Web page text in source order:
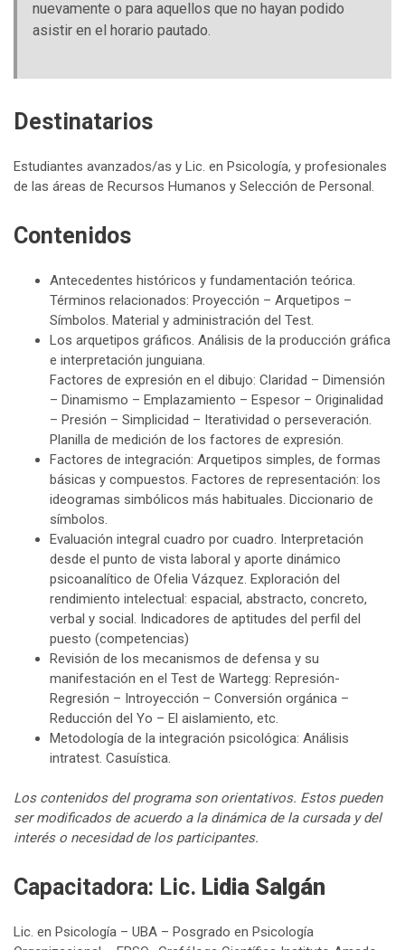
nuevamente o para aquellos que no hayan podido
asistir en el horario pautado.
Destinatarios
Estudiantes avanzados/as y Lic. en Psicología, y profesionales
de las áreas de Recursos Humanos y Selección de Personal.
Contenidos
Antecedentes históricos y fundamentación teórica.
Términos relacionados: Proyección – Arquetipos –
Símbolos. Material y administración del Test.
Los arquetipos gráficos. Análisis de la producción gráfica
e interpretación junguiana.
Factores de expresión en el dibujo: Claridad – Dimensión
– Dinamismo – Emplazamiento – Espesor – Originalidad
– Presión – Simplicidad – Iteratividad o perseveración.
Planilla de medición de los factores de expresión.
Factores de integración: Arquetipos simples, de formas
básicas y compuestos. Factores de representación: los
ideogramas simbólicos más habituales. Diccionario de
símbolos.
Evaluación integral cuadro por cuadro. Interpretación
desde el punto de vista laboral y aporte dinámico
psicoanalítico de Ofelia Vázquez. Exploración del
rendimiento intelectual: espacial, abstracto, concreto,
verbal y social. Indicadores de aptitudes del perfil del
puesto (competencias)
Revisión de los mecanismos de defensa y su
manifestación en el Test de Wartegg: Represión-
Regresión – Introyección – Conversión orgánica –
Reducción del Yo – El aislamiento, etc.
Metodología de la integración psicológica: Análisis
intratest. Casuística.
Los contenidos del programa son orientativos. Estos pueden
ser modificados de acuerdo a la dinámica de la cursada y del
interés o necesidad de los participantes.
Capacitadora: Lic. Lidia Salgán
Lic. en Psicología – UBA – Posgrado en Psicología